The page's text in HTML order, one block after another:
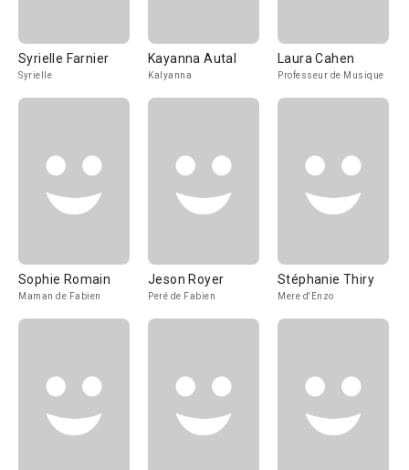
Syrielle Farnier
Syrielle
Kayanna Autal
Kalyanna
Laura Cahen
Professeur de Musique
Sophie Romain
Maman de Fabien
Jeson Royer
Peré de Fabien
Stéphanie Thiry
Mere d'Enzo